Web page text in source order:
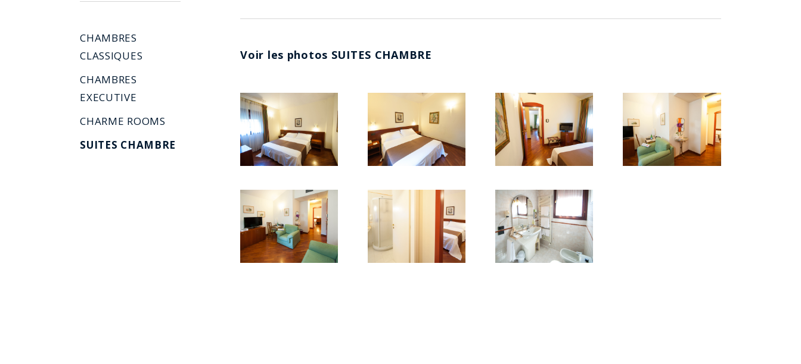
Voir les photos SUITES CHAMBRE
CHAMBRES
CLASSIQUES
CHAMBRES
EXECUTIVE
CHARME ROOMS
SUITES CHAMBRE